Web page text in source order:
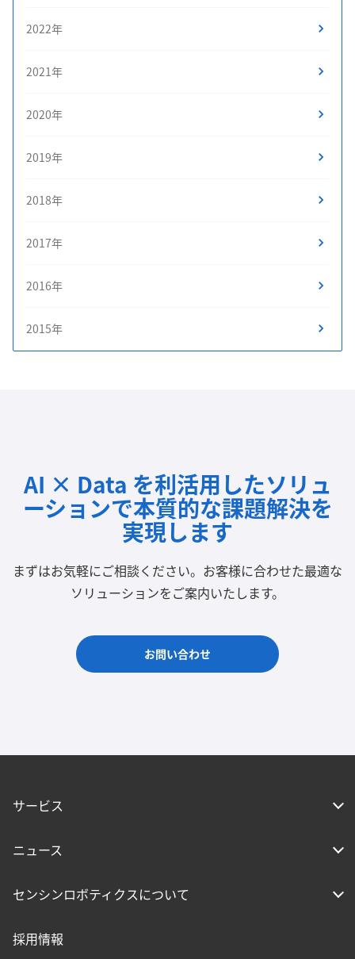
2022年
2021年
2020年
2019年
2018年
2017年
2016年
2015年
AI × Data を利活用したソリュ
ーションで本質的な課題解決を
実現します
まずはお気軽にご相談ください。 お客様に合わせた最適な
ソリューションをご案内いたします。
お問い合わせ
サービス
ニュース
センシンロボティクスについて
採用情報